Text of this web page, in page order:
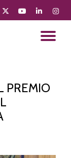
fa-
brands
fa-
youtube-
fa-
linkedin
fa-
PREMIO